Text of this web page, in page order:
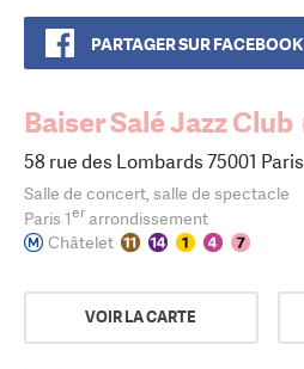
PARTAGER SUR FACEBOOK
Baiser Salé Jazz Club
58 rue des Lombards 75001 Paris
Salle de concert, salle de spectacle
Paris 1erarrondissement
Châtelet
VOIR LA CARTE